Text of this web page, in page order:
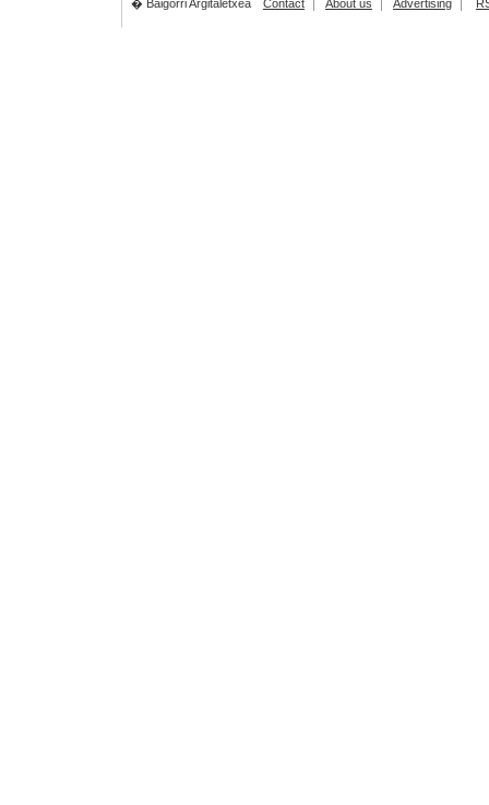
� Baigorri Argitaletxea Contact About us Advertising